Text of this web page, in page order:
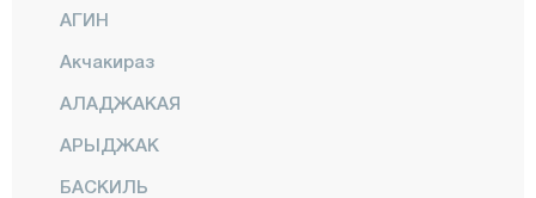
АГИН
Акчакираз
АЛАДЖАКАЯ
АРЫДЖАК
БАСКИЛЬ